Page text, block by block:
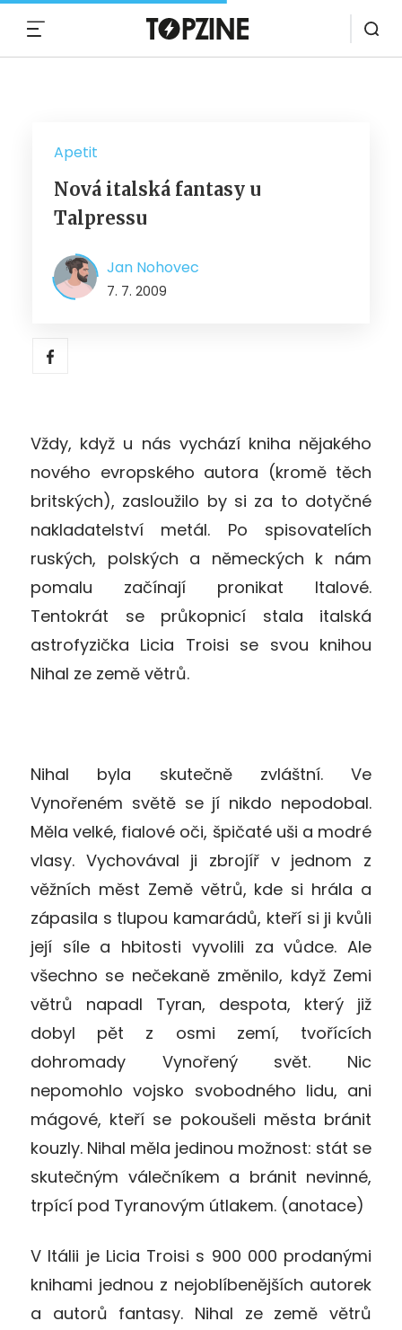
Apetit
Nová italská fantasy u
Talpressu
Jan Nohovec
7. 7. 2009
Vždy, když u nás vychází kniha nějakého
nového evropského autora (kromě těch
britských), zasloužilo by si za to dotyčné
nakladatelství metál. Po spisovatelích
ruských, polských a německých k nám
pomalu začínají pronikat Italové.
Tentokrát se průkopnicí stala italská
astrofyzička Licia Troisi se svou knihou
Nihal ze země větrů.
Nihal byla skutečně zvláštní. Ve
Vynořeném světě se jí nikdo nepodobal.
Měla velké, fialové oči, špičaté uši a modré
vlasy. Vychovával ji zbrojíř v jednom z
věžních měst Země větrů, kde si hrála a
zápasila s tlupou kamarádů, kteří si ji kvůli
její síle a hbitosti vyvolili za vůdce. Ale
všechno se nečekaně změnilo, když Zemi
větrů napadl Tyran, despota, který již
dobyl pět z osmi zemí, tvořících
dohromady Vynořený svět. Nic
nepomohlo vojsko svobodného lidu, ani
mágové, kteří se pokoušeli města bránit
kouzly. Nihal měla jedinou možnost: stát se
skutečným válečníkem a bránit nevinné,
trpící pod Tyranovým útlakem. (anotace)
V Itálii je Licia Troisi s 900 000 prodanými
knihami jednou z nejoblíbenějších autorek
a autorů fantasy. Nihal ze země větrů